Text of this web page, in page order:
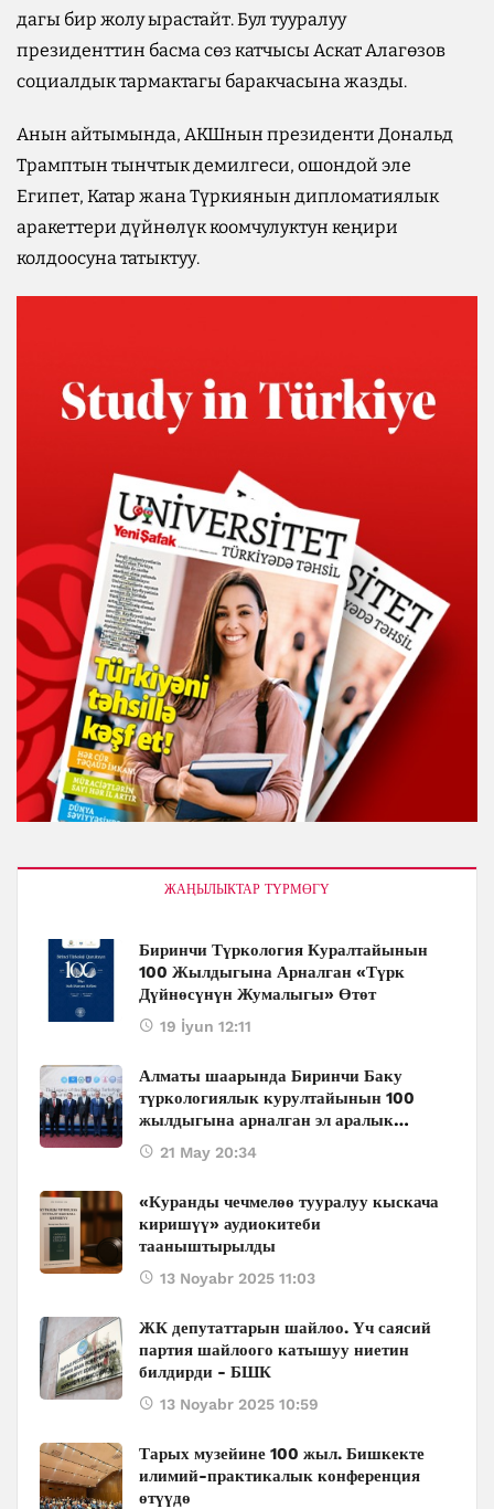
дагы бир жолу ырастайт. Бул тууралуу
президенттин басма сөз катчысы Аскат Алагөзов
социалдык тармактагы баракчасына жазды.
Анын айтымында, АКШнын президенти Дональд
Трамптын тынчтык демилгеси, ошондой эле
Египет, Катар жана Түркиянын дипломатиялык
аракеттери дүйнөлүк коомчулуктун кеңири
колдоосуна татыктуу.
ЖАҢЫЛЫКТАР ТҮРМӨГҮ
Биринчи Түркология Куралтайынын
100 Жылдыгына Арналган «Түрк
Дүйнөсүнүн Жумалыгы» Өтөт
19 İyun 12:11
Алматы шаарында Биринчи Баку
түркологиялык курултайынын 100
жылдыгына арналган эл аралык
конференция өтүүдө
21 May 20:34
«Куранды чечмелөө тууралуу кыскача
киришүү» аудиокитеби
тааныштырылды
13 Noyabr 2025 11:03
ЖК депутаттарын шайлоо. Үч саясий
партия шайлоого катышуу ниетин
билдирди - БШК
13 Noyabr 2025 10:59
Тарых музейине 100 жыл. Бишкекте
илимий-практикалык конференция
өтүүдө